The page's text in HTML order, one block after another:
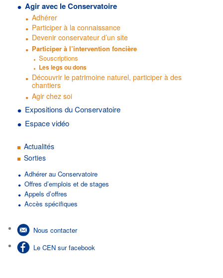
Agir avec le Conservatoire
Adhérer
Participer à la connaissance
Devenir conservateur d’un site
Participer à l’intervention foncière
Souscriptions
Les legs ou dons
Découvrir le patrimoine naturel, participer à des
chantiers
Agir chez soi
Expositions du Conservatoire
Espace vidéo
Actualités
Sorties
Adhérer au Conservatoire
Offres d’emplois et de stages
Appels d’offres
Accès spécifiques
Nous contacter
Le CEN sur facebook